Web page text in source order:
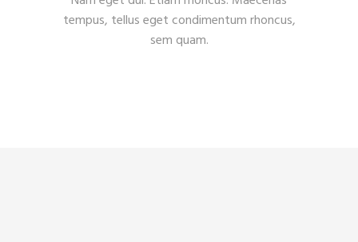
tempus, tellus eget condimentum rhoncus,
sem quam.